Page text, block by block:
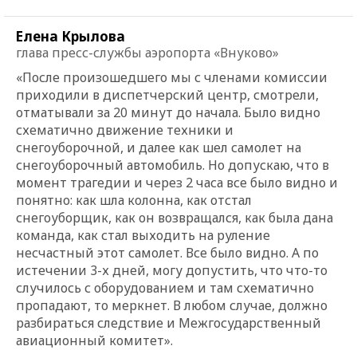
Елена Крылова
глава пресс-службы аэропорта «Внуково»
«После произошедшего мы с членами комиссии
приходили в диспетчерский центр, смотрели,
отматывали за 20 минут до начала. Было видно
схематично движение техники и
снегоуборочной, и далее как шел самолет на
снегоуборочный автомобиль. Но допускаю, что в
момент трагедии и через 2 часа все было видно и
понятно: как шла колонна, как отстал
снегоуборщик, как он возвращался, как была дана
команда, как стал выходить на руление
несчастный этот самолет. Все было видно. А по
истечении 3-х дней, могу допустить, что что-то
случилось с оборудованием и там схематично
пропадают, то меркнет. В любом случае, должно
разбираться следствие и Межгосударственный
авиационный комитет».